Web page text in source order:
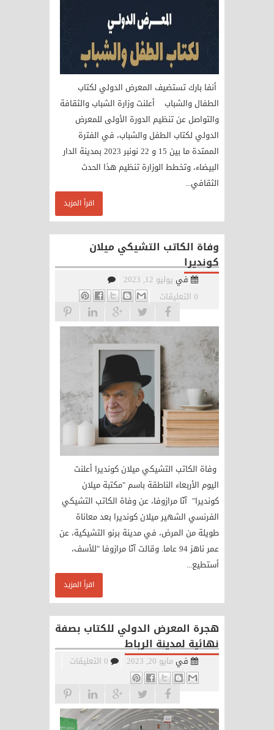
أنفا بارك تستضيف المعرض الدولي لكتاب
الطفال والشباب أعلنت وزارة الشباب والثقافة
والتواصل عن تنظيم الدورة الأولى للمعرض
الدولي لكتاب الطفل والشباب، في الفترة
الممتدة ما بين 15 و 22 نونبر 2023 بمدينة الدار
البيضاء، وتخطط الوزارة تنظيم هذا الحدث
الثقافي...
اقرأ المزيد
وفاة الكاتب التشيكي ميلان
كونديرا
في يوليو 12, 2023
0 التعليقات
وفاة الكاتب التشيكي ميلان كونديرا أعلنت
اليوم الأربعاء الناطقة باسم "مكتبة ميلان
كونديرا" آنّا مرازوفا، عن وفاة الكاتب التشيكي
الفرنسي الشهير ميلان كونديرا بعد معاناة
طويلة من المرض، في مدينة برنو التشيكية، عن
عمر ناهز 94 عاما. وقالت آنّا مرازوفا "للأسف،
أستطيع...
اقرأ المزيد
هجرة المعرض الدولي للكتاب بصفة
نهائية لمدينة الرباط
فيمايو 20, 2023 0 التعليقات